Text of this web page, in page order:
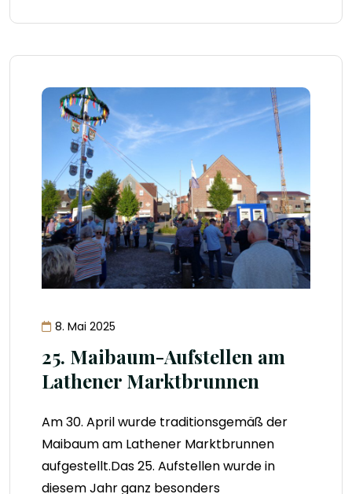
8. Mai 2025
25. Maibaum-Aufstellen am
Lathener Marktbrunnen
Am 30. April wurde traditionsgemäß der
Maibaum am Lathener Marktbrunnen
aufgestellt.Das 25. Aufstellen wurde in
diesem Jahr ganz besonders